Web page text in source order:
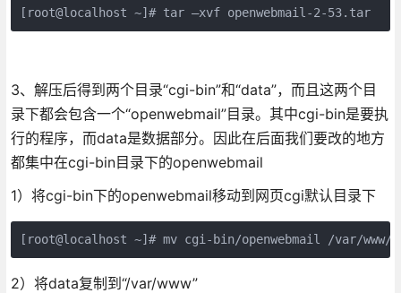
[root@localhost ~]# tar –xvf openwebmail-2-53.tar
3、解压后得到两个目录“cgi-bin”和“data”，而且这两个目
录下都会包含一个“openwebmail”目录。其中cgi-bin是要执
行的程序，而data是数据部分。因此在后面我们要改的地方
都集中在cgi-bin目录下的openwebmail
1）将cgi-bin下的openwebmail移动到网页cgi默认目录下
[root@localhost ~]# mv cgi-bin/openwebmail /var/
2）将data复制到“/var/www”